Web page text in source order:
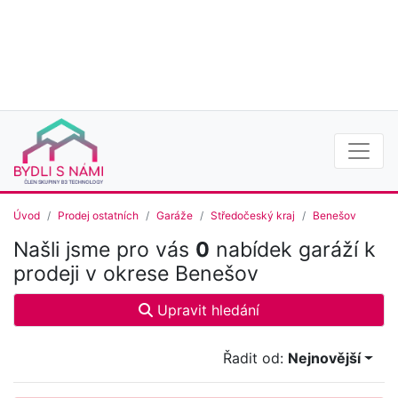
Úvod Prodej ostatních Garáže Středočeský kraj Benešov
Našli jsme pro vás 0 nabídek garáží k
prodeji v okrese Benešov
Upravit hledání
Řadit od: Nejnovější